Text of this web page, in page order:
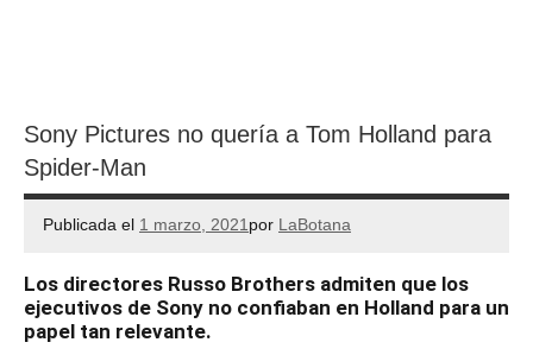
Sony Pictures no quería a Tom Holland para
Spider-Man
Publicada el 1 marzo, 2021por LaBotana
Los directores Russo Brothers admiten que los
ejecutivos de Sony no confiaban en Holland para un
papel tan relevante.